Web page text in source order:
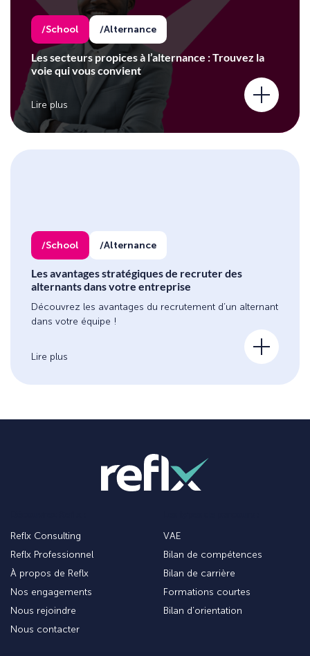
School Alternance
Les secteurs propices à l’alternance : Trouvez la
voie qui vous convient
Lire plus
School Alternance
Les avantages stratégiques de recruter des
alternants dans votre entreprise
Découvrez les avantages du recrutement d’un alternant
dans votre équipe !
Lire plus
Reflx Consulting
Reflx Professionnel
À propos de Reflx
Nos engagements
Nous rejoindre
Nous contacter
VAE
Bilan de compétences
Bilan de carrière
Formations courtes
Bilan d’orientation